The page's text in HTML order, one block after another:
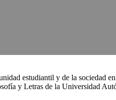
estudiantil y de la sociedad
y Letras de la Universidad